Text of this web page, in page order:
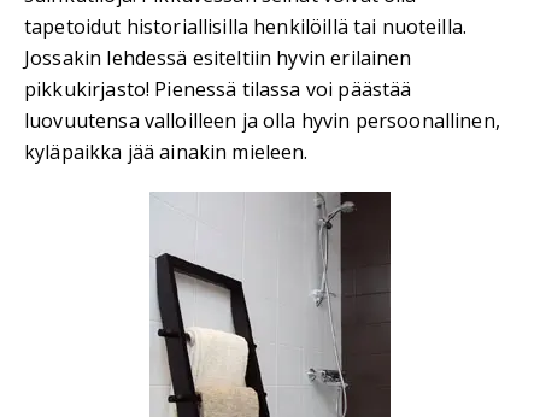
tapetoidut historiallisilla henkilöillä tai nuoteilla.
Jossakin lehdessä esiteltiin hyvin erilainen
pikkukirjasto! Pienessä tilassa voi päästää
luovuutensa valloilleen ja olla hyvin persoonallinen,
kyläpaikka jää ainakin mieleen.